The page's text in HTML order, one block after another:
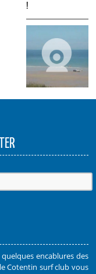
!
encablures des
Cotentin surf club vous